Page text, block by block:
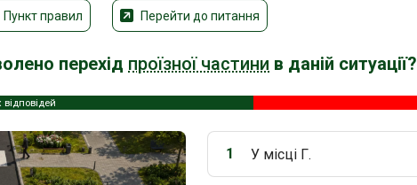
Пункт правил Перейти до питання
перехід проїзної частини в даній ситуації?
Варіант 1:
1 У місці Г.